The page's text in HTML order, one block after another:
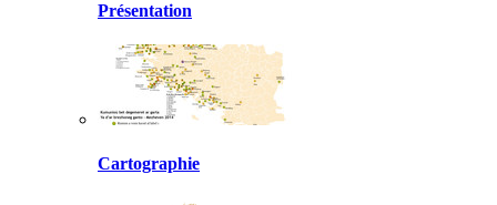
Présentation
Cartographie